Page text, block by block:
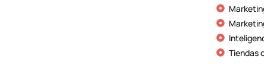
Tiendas